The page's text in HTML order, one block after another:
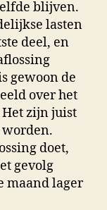
blijven.
lasten
deel, en
gewoon de
over het
zijn juist
doet,
gevolg
maand lager